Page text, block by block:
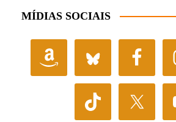
MÍDIAS SOCIAIS